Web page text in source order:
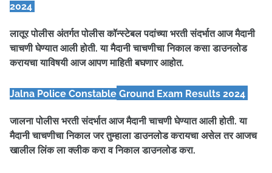
2024
लातूर पोलीस अंतर्गत पोलीस कॉन्स्टेबलपदांच्या भरती संदर्भात आज मैदानी
चाचणी घेण्यात आली होती. या मैदानी चाचणीचा निकाल कसा डाउनलोड
करायचा याविषयी आज आपण माहिती बघणार आहोत.
Jalna Police Constable Ground Exam Results 2024
जालना पोलीस भरती संदर्भात आज मैदानी चाचणी घेण्यात आली होती. या
मैदानी चाचणीचा निकाल जर तुम्हाला डाउनलोड करायचा असेल तर आजच
खालील लिंक ला क्लीक करा व निकाल डाउनलोड करा.